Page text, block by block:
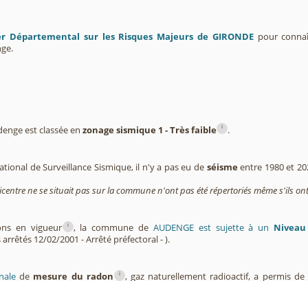
Départemental sur les Risques Majeurs de GIRONDEpour
est classée en zonage sismique 1 - Très faible i .
de Surveillance Sismique, il n'y a pas eu de séismeentre 1980 et
ne se situait pas sur la commune n'ont pas été répertoriés même s'ils
en vigueur i , la commune de AUDENGE est sujette à un
12/02/2001 - Arrêté préfectoral - ).
de mesure du radon i
, gaz naturellement radioactif, a permis